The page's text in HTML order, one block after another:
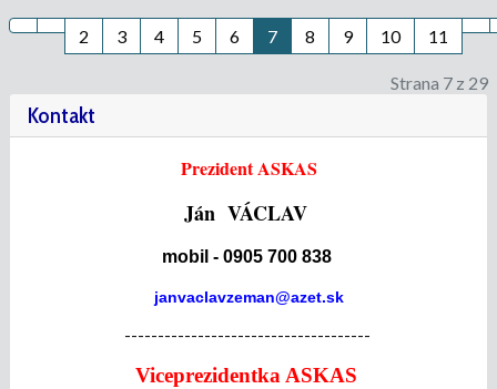
2 3 4 5 6 7 8 9 10 11
Strana 7 z 29
Kontakt
Prezident ASKAS
Ján VÁCLAV
mobil - 0905 700 838
janvaclavzeman@azet.sk
-------------------------------------
Viceprezidentka ASKAS